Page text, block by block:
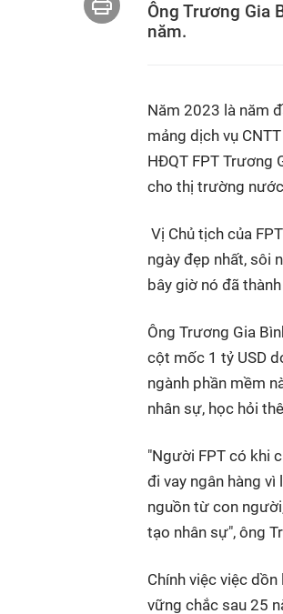
Ông Trương Gia
năm.
Năm 2023 là năm
mảng dịch vụ
HĐQT FPT Trương
cho thị trường
Vị Chủ tịch của
ngày đẹp nhất, sôi
bây giờ nó đã
Ông Trương Gia
cột mốc 1 tỷ USD
ngành phần mềm
nhân sự, học hỏi
"Người FPT có khi
đi vay ngân hàng vì
nguồn từ con
tạo nhân sự", ông
Chính việc việc
vững chắc sau 25